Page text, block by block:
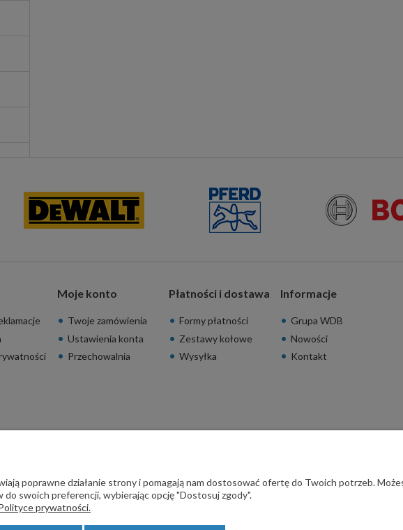
Moje konto
Twoje zamówienia
Ustawienia konta
Przechowalnia
Płatności i dostawa
Formy płatności
Zestawy kołowe
Wysyłka
Informacje
Grupa WDB
Nowości
Kontakt
poprawne działanie strony i pomagają nam dostosować ofertę do Twoich potrzeb.
swoich preferencji, wybierając opcję "Dostosuj zgody".
prywatności.